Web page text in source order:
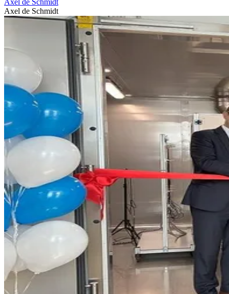
Axel de Schmidt